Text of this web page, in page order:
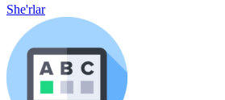
She'rlar